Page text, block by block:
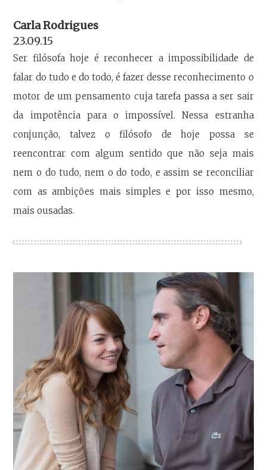
Carla Rodrigues
23.09.15
Ser filósofa hoje é reconhecer a impossibilidade de
falar do tudo e do todo, é fazer desse reconhecimento o
motor de um pensamento cuja tarefa passa a ser sair
da impotência para o impossível. Nessa estranha
conjunção, talvez o filósofo de hoje possa se
reencontrar com algum sentido que não seja mais
nem o do tudo, nem o do todo, e assim se reconciliar
com as ambições mais simples e por isso mesmo,
mais ousadas.